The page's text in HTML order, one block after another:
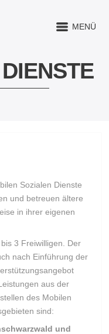
MENÜ
Sozialen Dienste
und betreuen ältere
in ihrer eigenen
3 Freiwilligen. Der
nach Einführung der
aus der
des Mobilen
sind:
und